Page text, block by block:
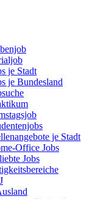
je Stadt
je Bundesland
je Stadt
Office Jobs
Jobs